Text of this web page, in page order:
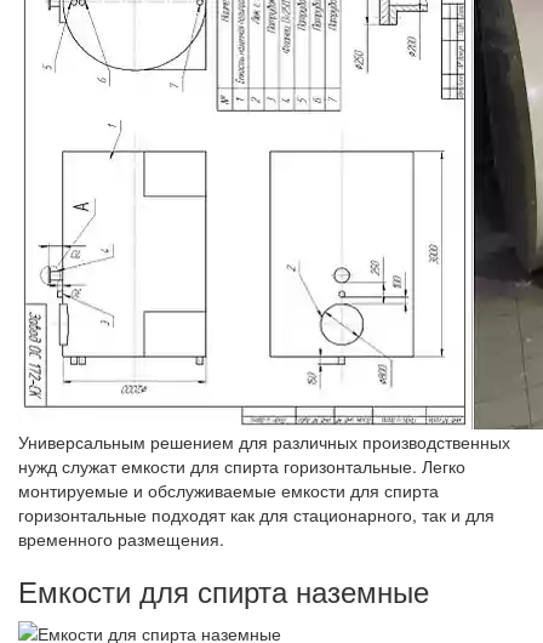
Универсальным решением для различных производственных
нужд служат емкости для спирта горизонтальные. Легко
монтируемые и обслуживаемые емкости для спирта
горизонтальные подходят как для стационарного, так и для
временного размещения.
Емкости для спирта наземные